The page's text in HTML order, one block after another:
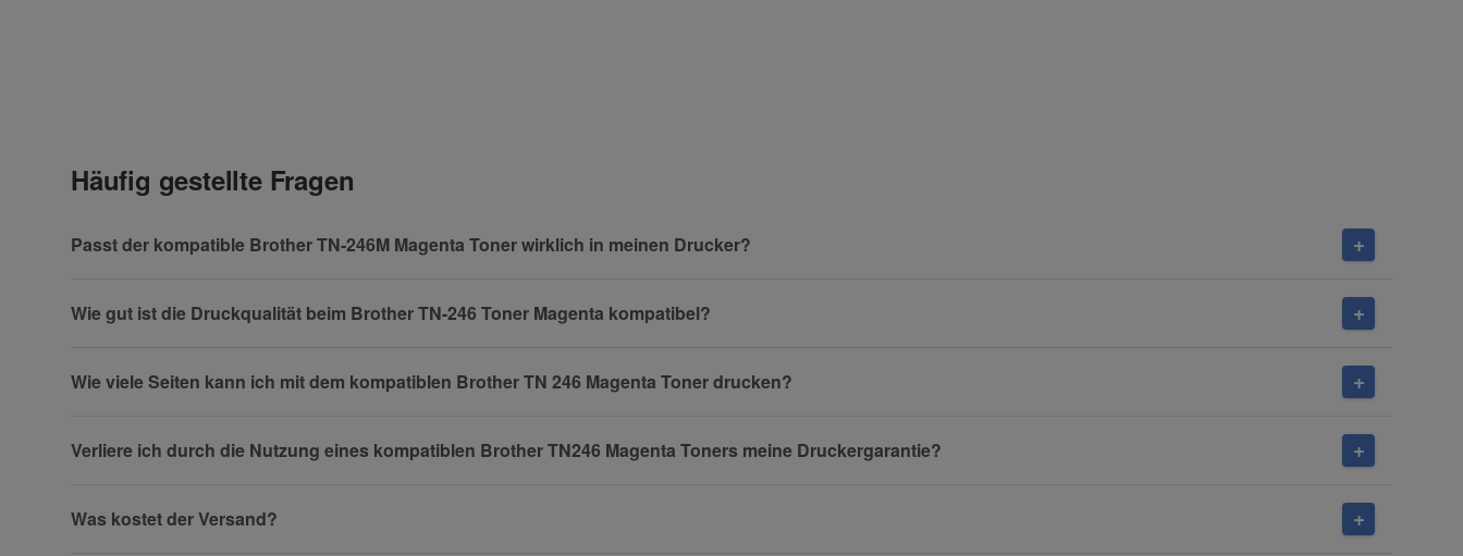
Telefon Mobiltelefon
Häufig gestellte Fragen
Passt der kompatible Brother TN-246M Magenta Toner wirklich in meinen Drucker?
Wie gut ist die Druckqualität beim Brother TN-246 Toner Magenta kompatibel?
Wie viele Seiten kann ich mit dem kompatiblen Brother TN 246 Magenta Toner drucken?
Verliere ich durch die Nutzung eines kompatiblen Brother TN246 Magenta Toners meine Druckergarantie?
Was kostet der Versand?